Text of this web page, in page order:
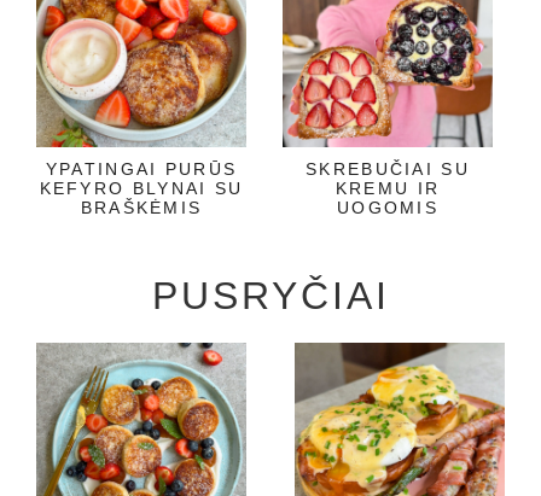
YPATINGAI PURŪS
KEFYRO BLYNAI SU
BRAŠKĖMIS
SKREBUČIAI SU
KREMU IR
UOGOMIS
PUSRYČIAI